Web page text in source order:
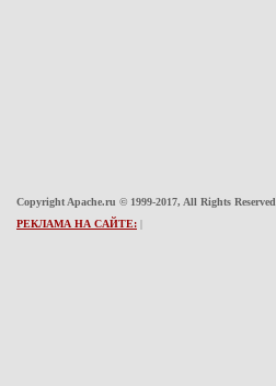
Copyright Apache.ru © 1999-2017, All Rights Reserved
РЕКЛАМА НА САЙТЕ: |